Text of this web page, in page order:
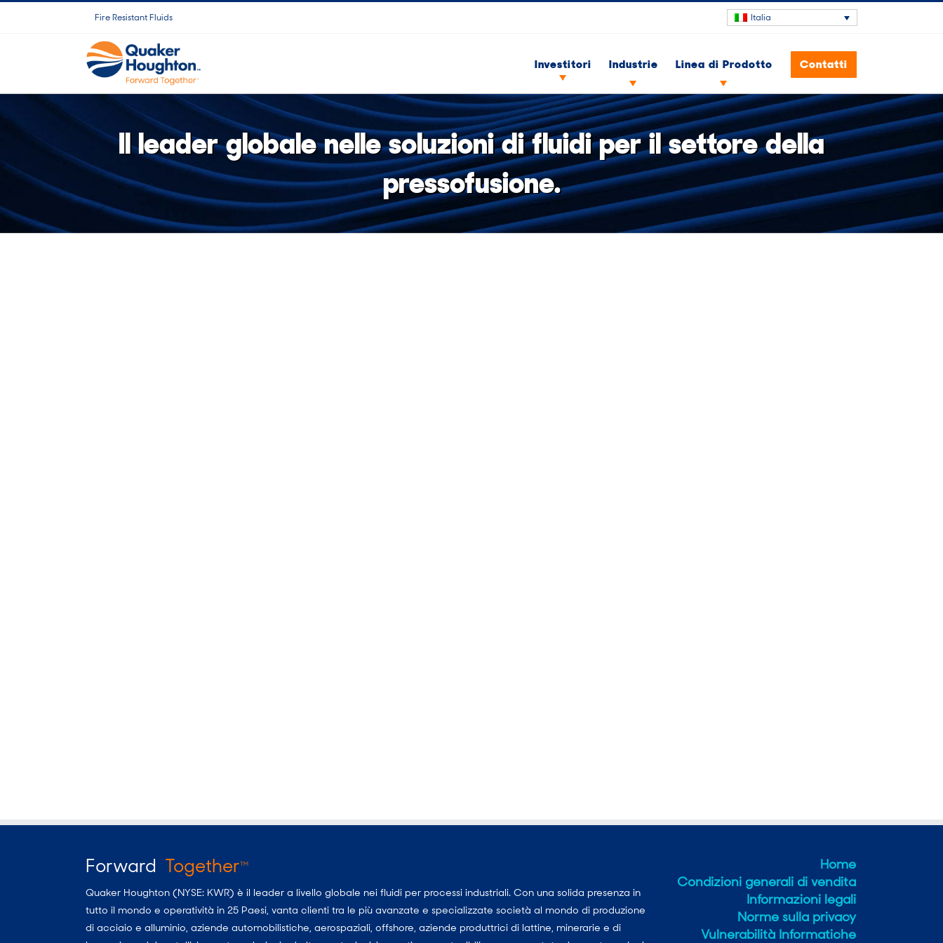
Fire Resistant Fluids Italia
Investitori Industrie Linea di Prodotto Contatti
Il leader globale nelle soluzioni di fluidi per il settore della
pressofusione.
Forward TogetherTM
Quaker Houghton (NYSE: KWR) è il leader a livello globale nei fluidi per processi industriali. Con una solida presenza in
tutto il mondo e operatività in 25 Paesi, vanta clienti tra le più avanzate e specializzate società al mondo di produzione
di acciaio e alluminio, aziende automobilistiche, aerospaziali, offshore, aziende produttrici di lattine, minerarie e di
Home
Condizioni generali di vendita
Informazioni legali
Norme sulla privacy
Vulnerabilità Informatiche